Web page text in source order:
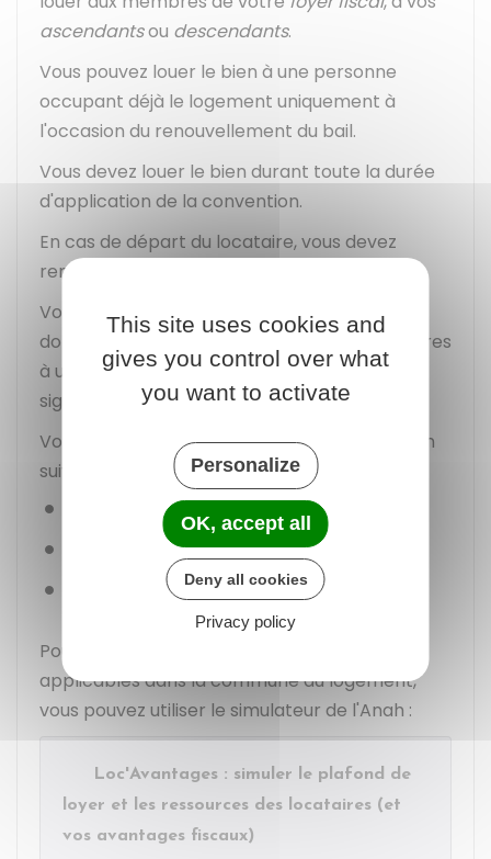
ascendantsou descendants.
Vous pouvez louer le bien à une personne
occupant déjà le logement uniquement à
l'occasion du renouvellement du bail.
Vous devez louer le bien durant toute la durée
d'application de la convention.
En cas de départ du locataire, vous devez
remettre le bien en location.
Vous devez louer le logement à un locataire
dont l'ensemble des ressources sont inférieures
à un plafond qui varie selon la convention
signée.
Vous devez choisir l'un des niveaux de location
suivants :
Intermédiaire
Très social.
Pour connaître les niveaux de ressources
applicables dans la commune du logement,
vous pouvez utiliser le simulateur de l'Anah :
Loc'Avantages : simuler le plafond de
loyer et les ressources des locataires (et
vos avantages fiscaux)
This site uses cookies and
gives you control over what
you want to activate
Personalize
OK, accept all
Deny all cookies
Privacy policy